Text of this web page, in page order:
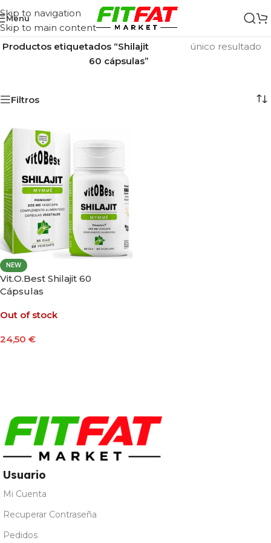
Skip to navigation
Skip to main content
Menu
Inicio/
Productos etiquetados “Shilajit
60 cápsulas”
único resultado
Filtros
NEW
Vit.O.Best Shilajit 60
Cápsulas
Out of stock
24,50 €
Usuario
Mi Cuenta
Recuperar Contraseña
Pedidos